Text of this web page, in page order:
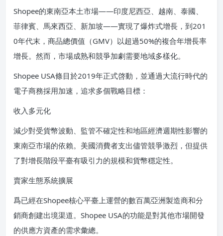
Shopee的東南亞本土市場——印度尼西亞、越南、泰國、
菲律賓、馬來西亞、新加坡——實現了爆炸式增長，到201
0年代末，商品總價值（GMV）以超過50%的複合年增長率
增長。然而，市場成熟和競爭加劇需要地域多樣化。
Shopee USA條目於2019年正式啓動，並通過大流行時代的
電子商務採用加速，追求多個戰略目標：
收入多元化
減少對受貨幣波動、監管不確定性和地區經濟週期性影響的
東南亞市場的依賴。美國消費者支出儘管競爭激烈，但提供
了對增長階段平臺有吸引力的規模和貨幣穩定性。
賣家生態系統擴展
爲已經在Shopee核心平臺上運營的數百萬亞洲製造商和分
銷商創建出境渠道。Shopee USA的功能是對其他市場開發
的供應方資產的需求彙總。